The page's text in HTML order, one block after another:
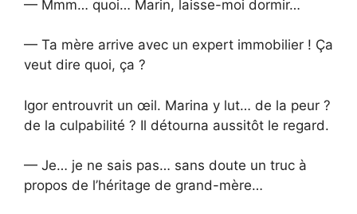
— Mmm… quoi… Marin, laisse-moi dormir…
— Ta mère arrive avec un expert immobilier ! Ça
veut dire quoi, ça ?
Igor entrouvrit un œil. Marina y lut… de la peur ?
de la culpabilité ? Il détourna aussitôt le regard.
— Je… je ne sais pas… sans doute un truc à
propos de l’héritage de grand-mère…